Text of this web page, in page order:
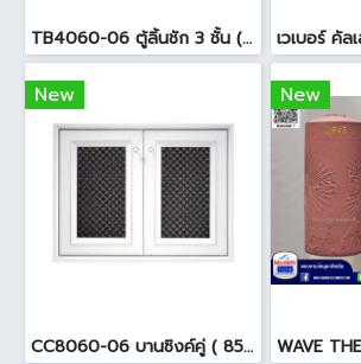
TB4060-06 ตู้ลิ้นชัก 3 ชั้น ( 45.7 x 54 x 65.5cm ) สีขาว
New
CC8060-06 บานซิงค์คู่ ( 85.5x65.5x10cm. ) สีขาว
New